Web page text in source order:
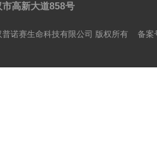
高新大道858号
诺赛生命科技有限公司 版权所有 备案